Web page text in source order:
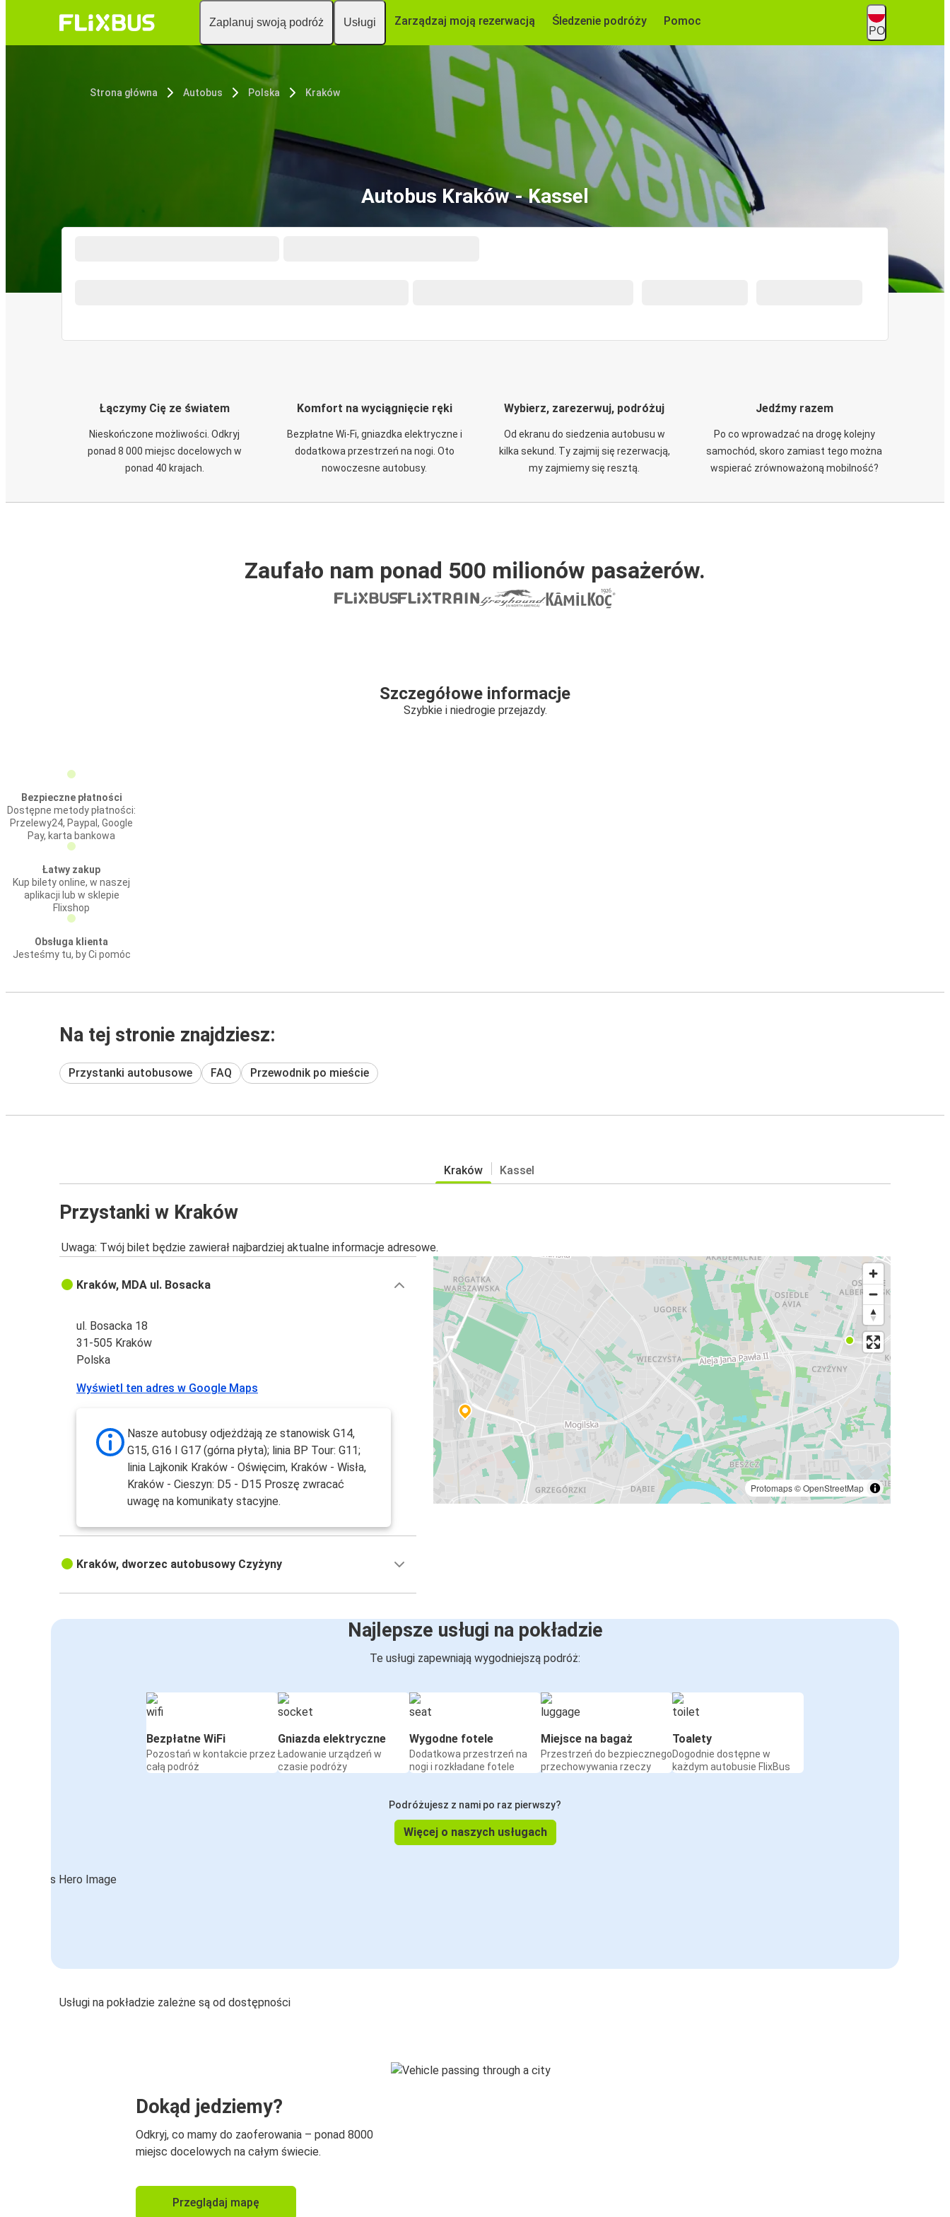
Zaplanuj swoją podróż Usługi Zarządzaj moją rezerwacją Śledzenie podróży Pomoc
PO
Strona główna Autobus Polska Kraków
Autobus Kraków - Kassel
Łączymy Cię ze światem
Nieskończone możliwości. Odkryj
ponad 8 000 miejsc docelowych w
ponad 40 krajach.
Komfort na wyciągnięcie ręki
Bezpłatne Wi-Fi, gniazdka elektryczne i
dodatkowa przestrzeń na nogi. Oto
nowoczesne autobusy.
Wybierz, zarezerwuj, podróżuj
Od ekranu do siedzenia autobusu w
kilka sekund. Ty zajmij się rezerwacją,
my zajmiemy się resztą.
Jedźmy razem
Po co wprowadzać na drogę kolejny
samochód, skoro zamiast tego można
wspierać zrównoważoną mobilność?
Zaufało nam ponad 500 milionów pasażerów.
Szczegółowe informacje
Szybkie i niedrogie przejazdy.
Bezpieczne płatności
Dostępne metody płatności:
Przelewy24, Paypal, Google
Pay, karta bankowa
Łatwy zakup
Kup bilety online, w naszej
aplikacji lub w sklepie
Flixshop
Obsługa klienta
Jesteśmy tu, by Ci pomóc
Na tej stronie znajdziesz:
Przystanki autobusowe FAQ Przewodnik po mieście
Kraków Kassel
Przystanki w Kraków
Uwaga: Twój bilet będzie zawierał najbardziej aktualne informacje adresowe.
Protomaps©OpenStreetMap
Kraków, MDA ul. Bosacka
ul. Bosacka 18
31-505 Kraków
Polska
Wyświetl ten adres w Google Maps
Nasze autobusy odjeżdżają ze stanowisk G14,
G15, G16 I G17 (górna płyta); linia BP Tour: G11;
linia Lajkonik Kraków - Oświęcim, Kraków - Wisła,
Kraków - Cieszyn: D5 - D15 Proszę zwracać
uwagę na komunikaty stacyjne.
Kraków, dworzec autobusowy Czyżyny
Najlepsze usługi na pokładzie
Te usługi zapewniają wygodniejszą podróż:
Bezpłatne WiFi
Pozostań w kontakcie przez
całą podróż
Gniazda elektryczne
Ładowanie urządzeń w
czasie podróży
Wygodne fotele
Dodatkowa przestrzeń na
nogi i rozkładane fotele
Miejsce na bagaż
Przestrzeń do bezpiecznego
przechowywania rzeczy
Toalety
Dogodnie dostępne w
każdym autobusie FlixBus
Podróżujesz z nami po raz pierwszy?
Więcej o naszych usługach
Usługi na pokładzie zależne są od dostępności
Dokąd jedziemy?
Odkryj, co mamy do zaoferowania – ponad 8000
miejsc docelowych na całym świecie.
Przeglądaj mapę